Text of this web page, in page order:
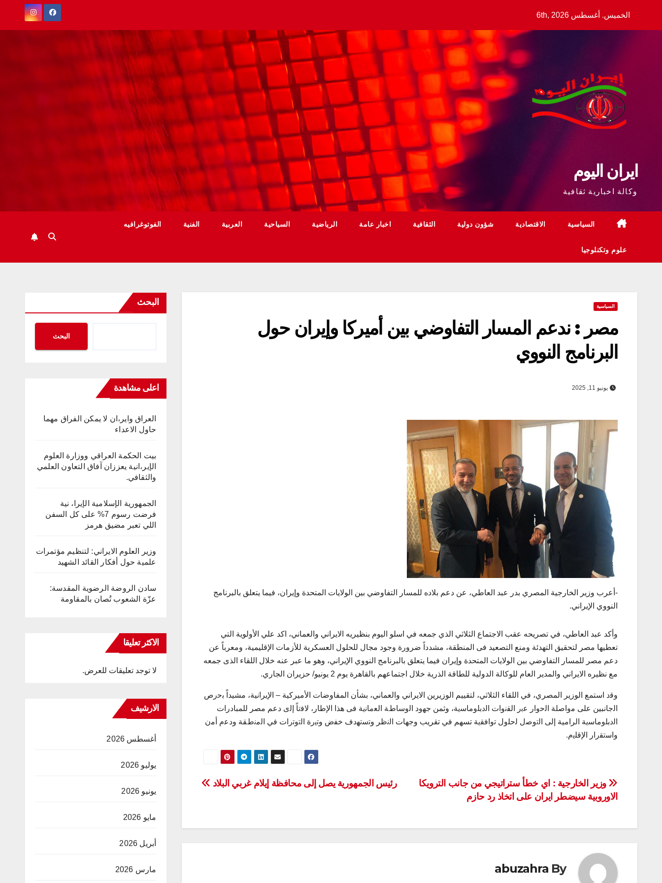
الخميس. أغسطس 6th, 2026
ايران اليوم
وكالة اخبارية ثقافية
السياسية الاقتصادية شؤون دولية الثقافية اخبار عامة الرياضية السياحية العربية الفنية الفوتوغرافيه
علوم وتكنلوجيا
السياسية
مصر : ندعم المسار التفاوضي بين أميركا وإيران حول
البرنامج النووي
يونيو 11, 2025
-أعرب وزير الخارجية المصري بدر عبد العاطي، عن دعم بلاده للمسار التفاوضي بين الولايات المتحدة وإيران، فيما يتعلق بالبرنامج
النووي الإيراني.
وأكد عبد العاطي، في تصريحه عقب الاجتماع الثلاثي الذي جمعه في اسلو اليوم بنظيريه الايراني والعماني، اكد علي الأولوية التي
تعطيها مصر لتحقيق التهدئة ومنع التصعيد فى المنطقة، مشدداً ضرورة وجود مجال للحلول العسكرية للأزمات الإقليمية، ومعرباً عن
دعم مصر للمسار التفاوضي بين الولايات المتحدة وإيران فيما يتعلق بالبرنامج النووي الإيراني، وهو ما عبر عنه خلال اللقاء الذى جمعه
مع نظيره الايراني والمدير العام للوكالة الدولية للطاقة الذرية خلال اجتماعهم بالقاهرة يوم 2 يونيو/ حزيران الجاري.
وﻗد استمع الوزير المصري، في اللقاء الثلاثي، لتقييم الوزيرين الايراني والعماني، بشأن المفاوضات الأميركية – الإيرانية، مشيداً ﺑﺣرص
اﻟجانبين على ﻣواﺻﻠﺔ اﻟﺣوار ﻋﺑر اﻟﻘﻧوات اﻟدﺑﻠوﻣﺎﺳﯾﺔ، وثمن ﺟﮭود اﻟوﺳﺎطﺔ اﻟﻌﻣﺎﻧﯾﺔ فى هذا الإطار، ﻻﻓﺗﺎً إﻟى دعم مصر للمبادرات
اﻟدﺑﻠوﻣﺎﺳﯾﺔ الرامية إلی اﻟﺗوﺻل ﻟﺣﻠول ﺗواﻓﻘﯾﺔ تسهم في تقريب وﺟﮭﺎت اﻟﻧظر وﺗﺳﺗﮭدف ﺧﻔض وﺗﯾرة اﻟﺗوﺗرات ﻓﻲ اﻟﻣﻧطﻘﺔ ودﻋم أﻣن
واﺳﺗﻘرار اﻹﻗﻠﯾم.
تصفّح
المقالات
رئيس الجمهورية يصل إلى محافظة إيلام غربي البلاد
وزير الخارجية : اي خطأ ستراتيجي من جانب الترويكا
الاوروبية سيضطر ايران على اتخاذ رد حازم
By
abuzahra
البحث
البحث
اعلى مشاهدة
العراق واير،ان لا يمكن الفراق مهما
حاول الاعداء
بيت الحكمة العراقي ووزارة العلوم
الإير،انية يعززان آفاق التعاون العلمي
والثقافي.
الجمهورية الإسلامية الإيرا، نية
فرضت رسوم 7% على كل السفن
اللي تعبر مضيق هرمز
وزير العلوم الايراني: لتنظيم مؤتمرات
علمية حول أفكار القائد الشهيد
سادن الروضة الرضوية المقدسة:
عزّة الشعوب تُصان بالمقاومة
الاكثر تعليقا
لا توجد تعليقات للعرض.
الارشيف
أغسطس 2026
يوليو 2026
يونيو 2026
مايو 2026
أبريل 2026
مارس 2026